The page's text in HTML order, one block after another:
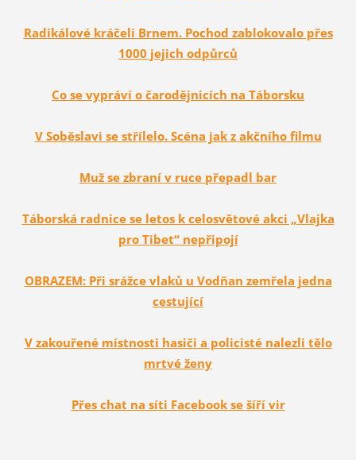
Radikálové kráčeli Brnem. Pochod zablokovalo přes
1000 jejich odpůrců
Co se vypráví o čarodějnicích na Táborsku
V Soběslavi se střílelo. Scéna jak z akčního filmu
Muž se zbraní v ruce přepadl bar
Táborská radnice se letos k celosvětové akci „Vlajka
pro Tibet“ nepřipojí
OBRAZEM: Při srážce vlaků u Vodňan zemřela jedna
cestující
V zakouřené místnosti hasiči a policisté nalezli tělo
mrtvé ženy
Přes chat na síti Facebook se šíří vir